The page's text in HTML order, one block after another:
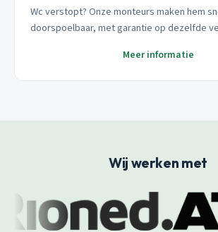
Wc verstopt? Onze monteurs maken hem
doorspoelbaar, met garantie op dezelfde
Meer informatie
Wij werken met